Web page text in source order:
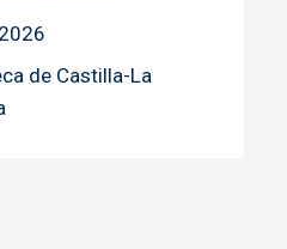
de Castilla-La